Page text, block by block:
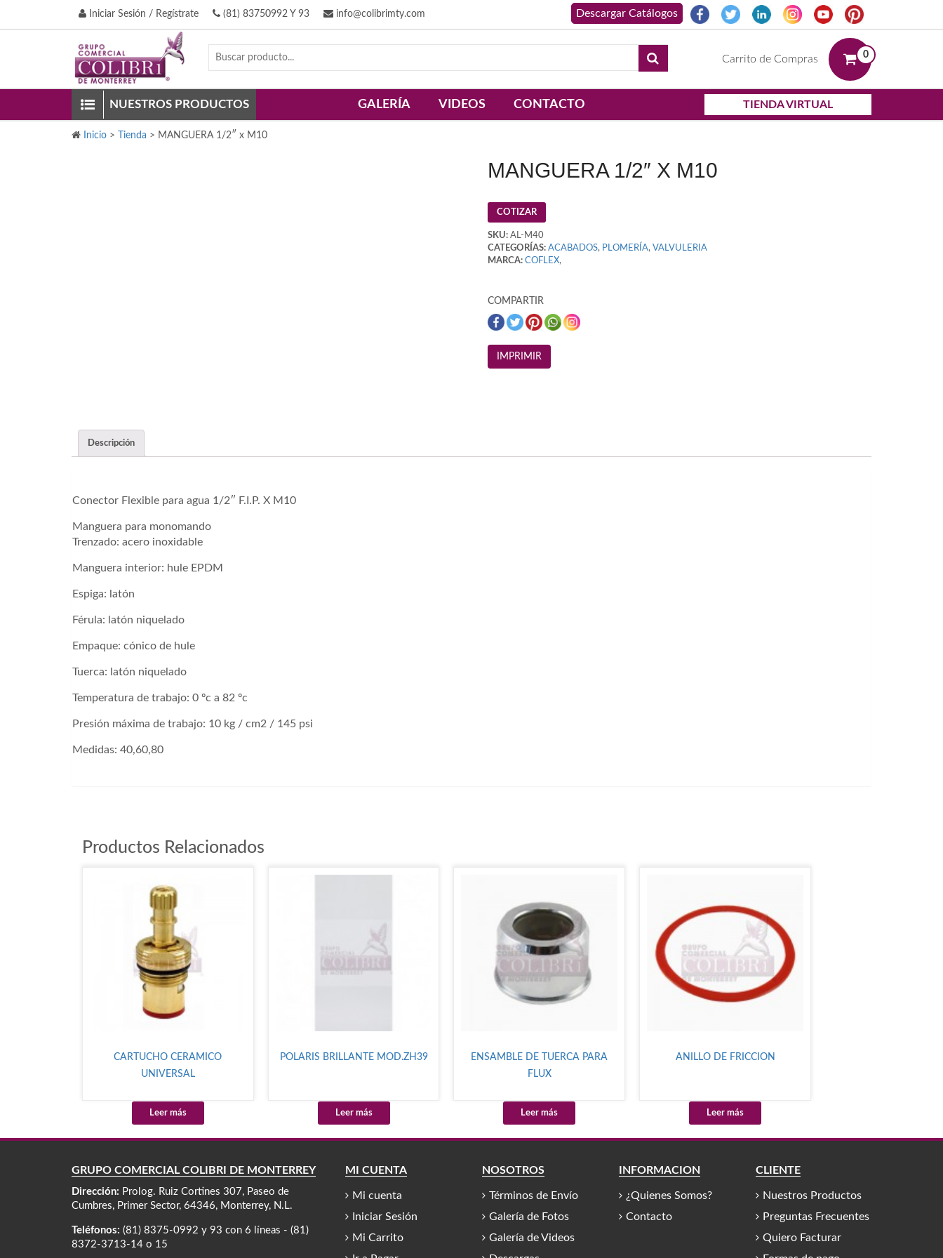
Iniciar Sesión / Regístrate (81) 83750992 Y 93 info@colibrimty.com
Carrito de Compras 0
NUESTROS PRODUCTOS GALERÍA VIDEOS CONTACTO TIENDA VIRTUAL
Inicio > Tienda > MANGUERA 1/2″ x M10
MANGUERA 1/2″ X M10
COTIZAR
SKU:AL-M40
CATEGORÍAS: ACABADOS, PLOMERÍA, VALVULERIA
MARCA: COFLEX,
COMPARTIR
Descripción
Conector Flexible para agua 1/2″ F.I.P. X M10
Manguera para monomando
Trenzado: acero inoxidable
Manguera interior: hule EPDM
Espiga: latón
Férula: latón niquelado
Empaque: cónico de hule
Tuerca: latón niquelado
Temperatura de trabajo: 0 ºc a 82 ºc
Presión máxima de trabajo: 10 kg / cm2 / 145 psi
Medidas: 40,60,80
Productos Relacionados
CARTUCHO CERAMICO
UNIVERSAL
Leer más
POLARIS BRILLANTE MOD.ZH39
Leer más
ENSAMBLE DE TUERCA PARA
FLUX
Leer más
ANILLO DE FRICCION
Leer más
GRUPO COMERCIAL COLIBRÍ DE MONTERREY
Dirección: Prolog. Ruiz Cortines 307, Paseo de
Cumbres, Primer Sector, 64346, Monterrey, N.L.
Teléfonos: (81) 8375-0992 y 93 con 6 líneas - (81)
8372-3713-14 o 15
MI CUENTA
Mi cuenta
Iniciar Sesión
Mi Carrito
NOSOTROS
Términos de Envío
Galería de Fotos
Galería de Videos
INFORMACIÓN
¿Quienes Somos?
Contacto
CLIENTE
Nuestros Productos
Preguntas Frecuentes
Quiero Facturar